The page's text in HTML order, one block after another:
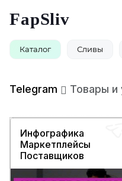
FapSliv
Каталог Сливы
Telegram Товары и
Инфографика
Маркетплейсы
Поставщиков